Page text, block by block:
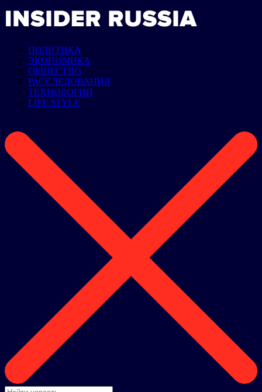
ПОЛИТИКА
ЭКОНОМИКА
ОБЩЕСТВО
РАССЛЕДОВАНИЯ
ТЕХНОЛОГИИ
LIFE STYLE